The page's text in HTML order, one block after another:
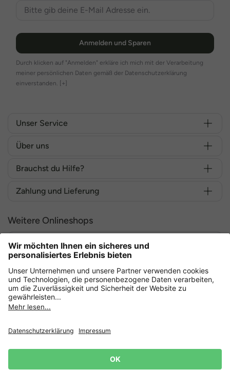
Anmelden und Sparen
Durch klicken auf "Anmelden" erkläre ich mich mit der Verarbeitung
meiner persönlichen Daten gemäß der Datenschutzerklärung
einverstanden. [+]
Unser Service
Über uns
Brauchst du Hilfe?
Zahlung und Lieferung
Weitere Onlineshops
Deutschland
Sicher einkaufen mit
AGB